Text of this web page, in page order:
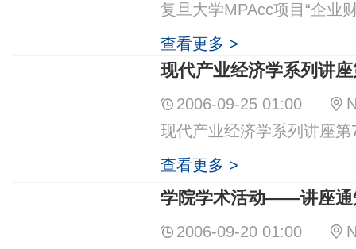
复旦大学MPAcc项目“企业
查看更多 >
现代产业经济学系列讲
2006-09-25 01:00
现代产业经济学系列讲座第
查看更多 >
学院学术活动——讲座通
2006-09-20 01:00